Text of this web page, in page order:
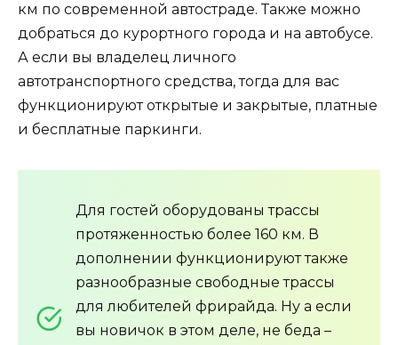
км по современной автостраде. Также можно
добраться до курортного города и на автобусе.
А если вы владелец личного
автотранспортного средства, тогда для вас
функционируют открытые и закрытые, платные
и бесплатные паркинги.
Для гостей оборудованы трассы
протяженностью более 160 км. В
дополнении функционируют также
разнообразные свободные трассы
для любителей фрирайда. Ну а если
вы новичок в этом деле, не беда –